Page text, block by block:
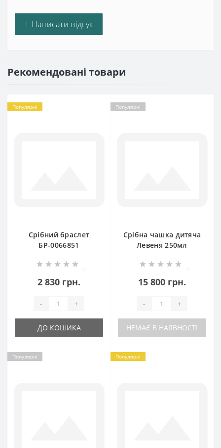
+ Написати відгук
Рекомендовані товари
Популярні
Срібний браслет
БР-0066851
2 830 грн.
- +
ДО КОШИКА
Популярні
Срібна чашка дитяча
Левеня 250мл
15 800 грн.
- +
НЕМАЄ В НАЯВНОСТІ
Популярні Популярні